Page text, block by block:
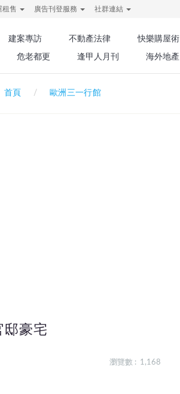
租售 廣告刊登服務 社群連結
建案專訪 不動產法律 快樂購屋術
危老都更 逢甲人月刊 海外地產
首頁 歐洲三一行館
邸豪宅
瀏覽數 : 1,168